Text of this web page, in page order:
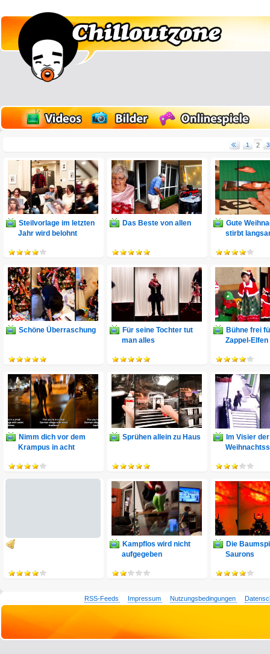
1 2 3
Steilvorlage im letzten
Jahr wird belohnt
Das Beste von allen
Gute
stirbt
Schöne Überraschung
Für seine Tochter tut
man alles
Bühne frei
Zappel-Elfen
Nimm dich vor dem
Krampus in acht
Sprühen allein zu Haus
Im Visier
Kampflos wird nicht
aufgegeben
Die
Saurons
RSS-Feeds Impressum Nutzungsbedingungen